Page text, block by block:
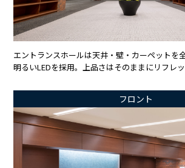
エントランスホールは天井・壁・カーペットを
明るいLEDを採用。上品さはそのままにリフレッ
フロント